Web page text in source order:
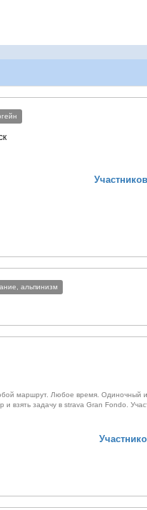
альпинизм
маршрут. Любое время. Одиночный
и взять задачу в strava Gran Fondo.